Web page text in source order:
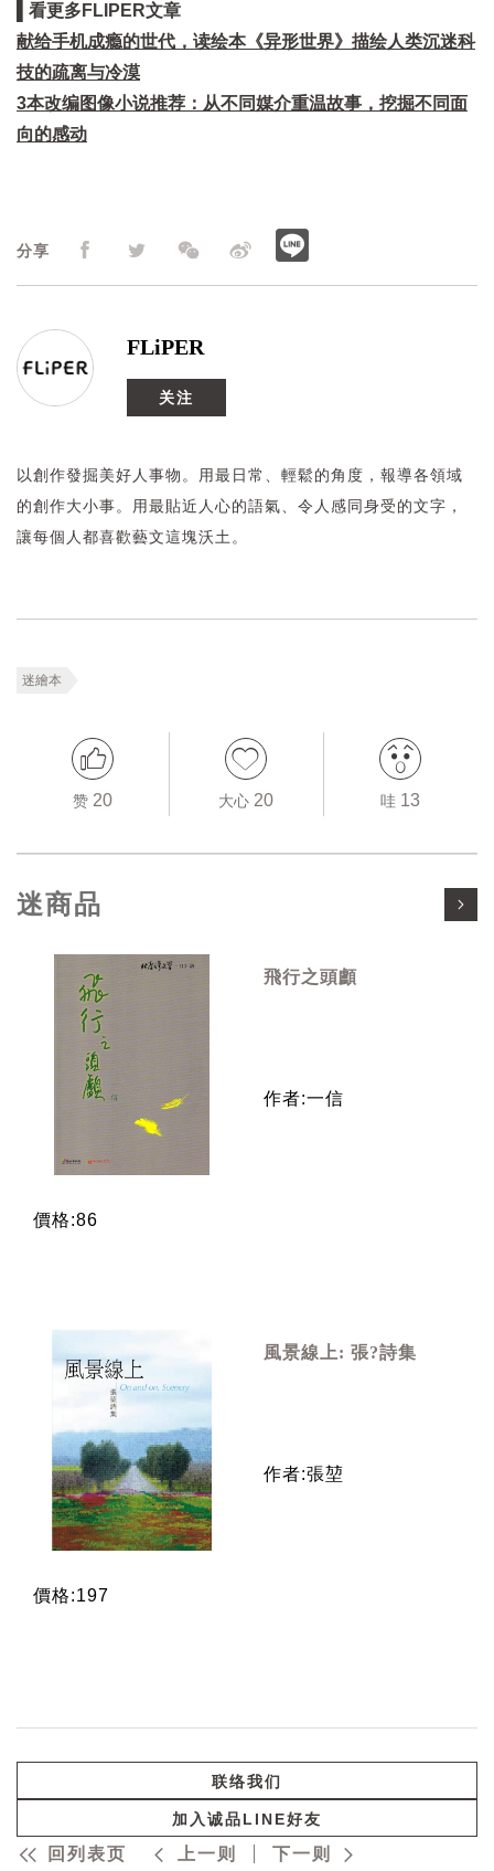
▌看更多FLIPER文章
献给手机成瘾的世代，读绘本《异形世界》描绘人类沉迷科
技的疏离与冷漠
3本改编图像小说推荐：从不同媒介重温故事，挖掘不同面
向的感动
分享
FLiPER
关注
以創作發掘美好人事物。用最日常、輕鬆的角度，報導各領域
的創作大小事。用最貼近人心的語氣、令人感同身受的文字，
讓每個人都喜歡藝文這塊沃土。
迷繪本
赞 20 大心 20 哇 13
迷商品
飛行之頭顱
作者:一信
價格:86
風景線上: 張?詩集
作者:張堃
價格:197
联络我们
加入诚品LINE好友
回列表页 上一则 下一则